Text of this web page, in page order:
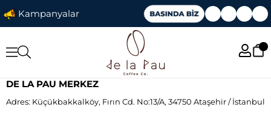
Kampanyalar
DE LA PAU MERKEZ
Adres: Küçükbakkalköy, Fırın Cd. No:13/A, 34750 Ataşehir / İstanbul